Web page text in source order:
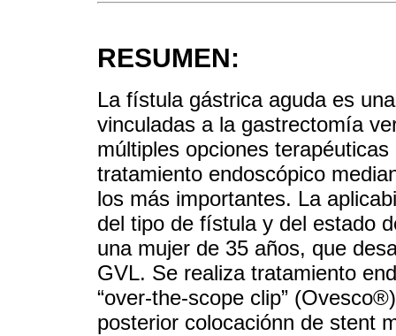
RESUMEN:
La fístula gástrica aguda es
vinculadas a la gastrectomía
múltiples opciones
tratamiento endoscópico
los más importantes. La
del tipo de fístula y del estado
una mujer de 35 años, que
GVL. Se realiza tratamiento
“over-the-scope clip”
posterior colocaciónn de stent